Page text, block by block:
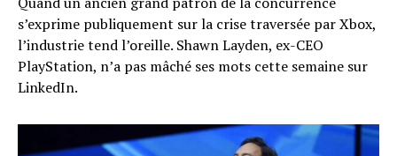
s’exprime publiquement sur la crise traversée par Xbox,
l’industrie tend l’oreille. Shawn Layden, ex-CEO
PlayStation, n’a pas mâché ses mots cette semaine sur
LinkedIn.